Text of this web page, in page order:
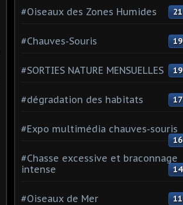
#Oiseaux des Zones Humides 21
#Chauves-Souris 19
#SORTIES NATURE MENSUELLES 19
#dégradation des habitats 17
#Expo multimédia chauves-souris
16
#Chasse excessive et braconnage
intense
14
#Oiseaux de Mer 11